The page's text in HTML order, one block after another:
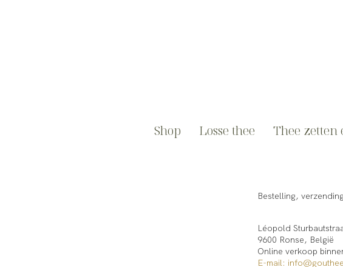
Shop Losse thee Thee
Bestelling,
Léopold
9600 Ronse, België
Online verkoop
E-mail: